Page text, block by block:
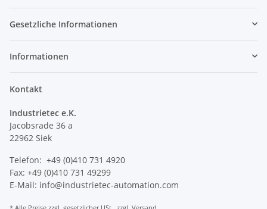
Gesetzliche Informationen
Informationen
Kontakt
Industrietec e.K.
Jacobsrade 36 a
22962 Siek
Telefon: +49 (0)410 731 4920
Fax: +49 (0)410 731 49299
E-Mail: info@industrietec-automation.com